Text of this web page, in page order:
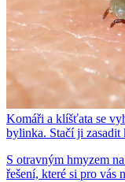
Komáři a klíšťata se
bylinka. Stačí ji zasadit
S otravným hmyzem
řešení, které si pro vás